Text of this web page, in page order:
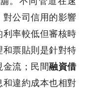
對公司信用的影響
率較低但審核時
和票貼則是針對特
流；民間融資借
違約成本也相對